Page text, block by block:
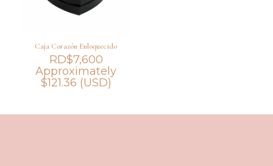
Caja Corazón Enloquecido
RD$7,600
Approximately
$121.36 (USD)